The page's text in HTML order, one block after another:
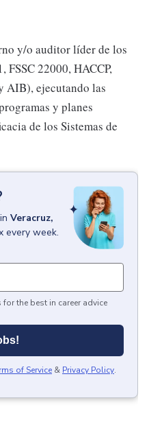
y/o auditor líder de los
FSSC 22000, HACCP,
AIB), ejecutando las
y planes
de los Sistemas de
in Veracruz,
every week.
for the best in career advice
of Service & Privacy Policy.